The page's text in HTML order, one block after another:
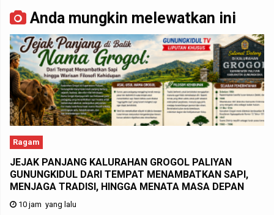
Anda mungkin melewatkan ini
Ragam
JEJAK PANJANG KALURAHAN GROGOL PALIYAN
GUNUNGKIDUL DARI TEMPAT MENAMBATKAN SAPI,
MENJAGA TRADISI, HINGGA MENATA MASA DEPAN
10 jam yang lalu